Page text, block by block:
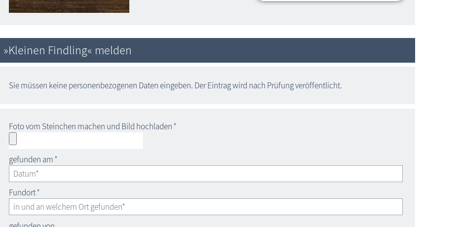
»Kleinen Findling« melden
Sie müssen keine personenbezogenen Daten eingeben. Der Eintrag wird nach Prüfung veröffentlicht.
Foto vom Steinchen machen und Bild hochladen*
gefunden am*
Fundort*